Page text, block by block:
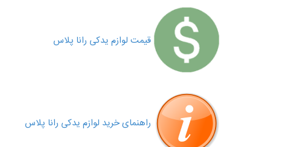
قیمت لوازم یدکی رانا پلاس
راهنمای خرید لوازم یدکی رانا پلاس